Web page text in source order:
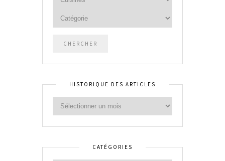
HISTORIQUE DES ARTICLES
CATÉGORIES